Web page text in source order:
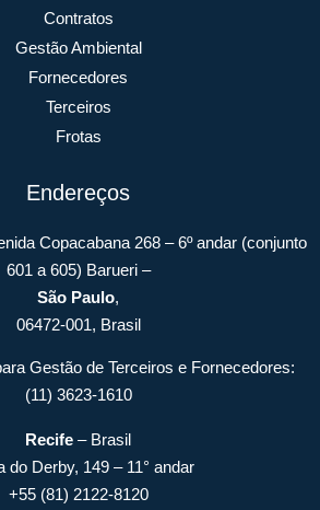
Contratos
Gestão Ambiental
Fornecedores
Terceiros
Frotas
Endereços
Copacabana 268 – 6º andar (conjunto
601 a 605) Barueri –
São Paulo,
06472-001, Brasil
Gestão de Terceiros e Fornecedores:
(11) 3623-1610
Recife – Brasil
do Derby, 149 – 11° andar
+55 (81) 2122-8120